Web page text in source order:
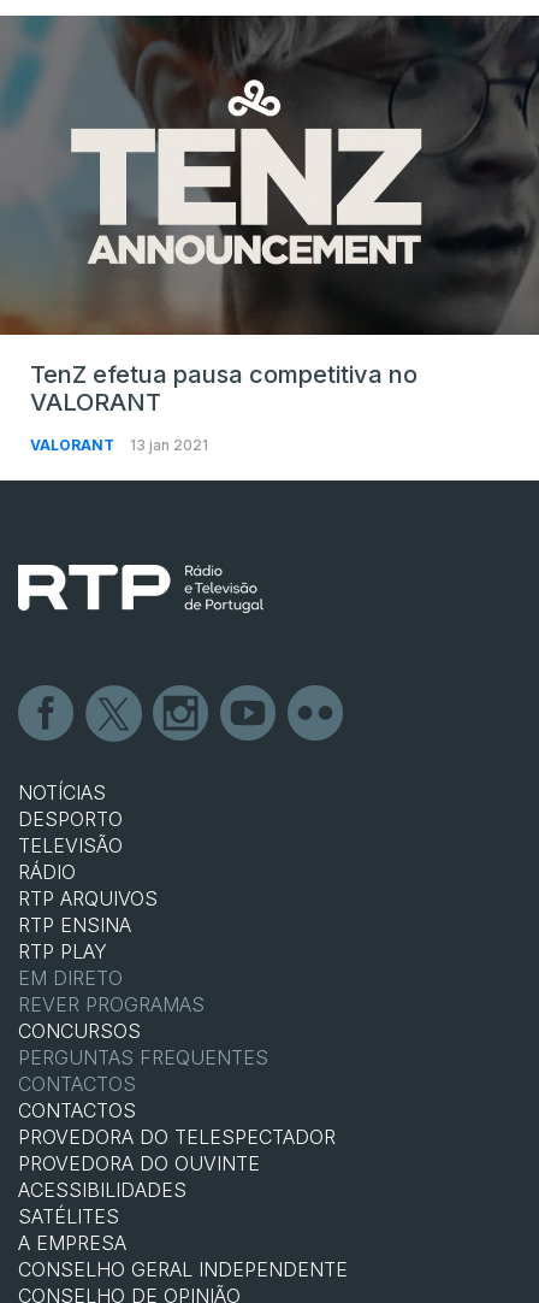
TenZ efetua pausa competitiva no
VALORANT
VALORANT 13 jan 2021
NOTÍCIAS
DESPORTO
TELEVISÃO
RÁDIO
RTP ARQUIVOS
RTP ENSINA
RTP PLAY
EM DIRETO
REVER PROGRAMAS
CONCURSOS
PERGUNTAS FREQUENTES
CONTACTOS
CONTACTOS
PROVEDORA DO TELESPECTADOR
PROVEDORA DO OUVINTE
ACESSIBILIDADES
SATÉLITES
A EMPRESA
CONSELHO GERAL INDEPENDENTE
CONSELHO DE OPINIÃO